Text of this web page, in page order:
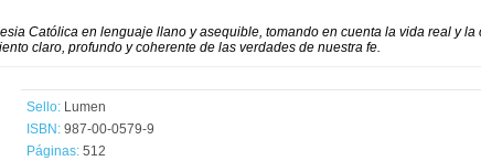
Católica en lenguaje llano y asequible, tomando en cuenta la vida real y la
claro, profundo y coherente de las verdades de nuestra fe.
Sello: Lumen
ISBN: 987-00-0579-9
Páginas: 512